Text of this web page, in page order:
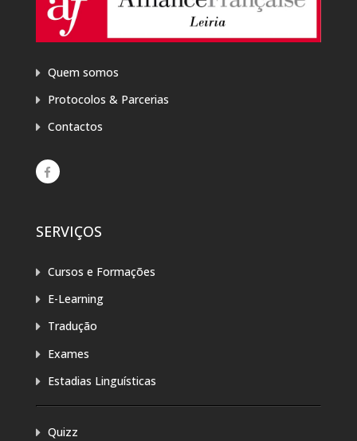
Quem somos
Protocolos & Parcerias
Contactos
SERVIÇOS
Cursos e Formações
E-Learning
Tradução
Exames
Estadias Linguísticas
Quizz